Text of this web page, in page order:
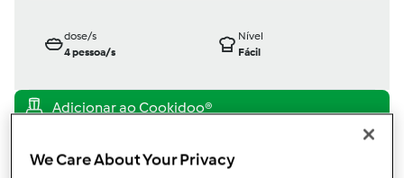
dose/s
4pessoa/s
Nível
Fácil
porPaulaCBCastanheira
We Care About Your Privacy